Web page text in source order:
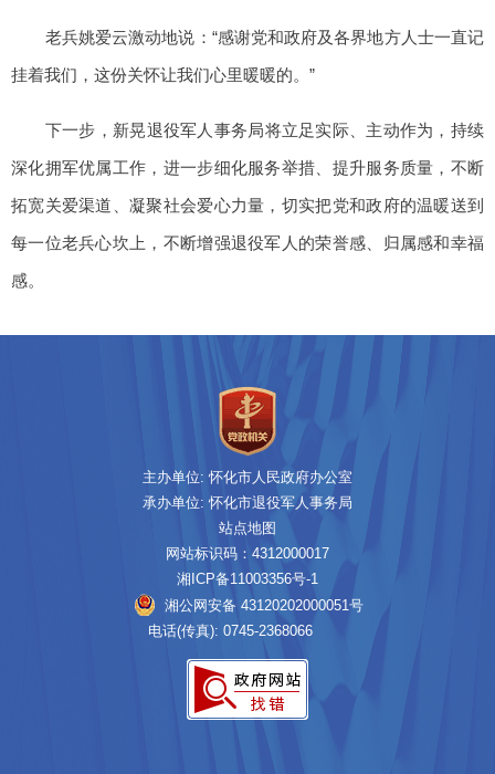
老兵姚爱云激动地说：“感谢党和政府及各界地方人士一直记
挂着我们，这份关怀让我们心里暖暖的。”
下一步，新晃退役军人事务局将立足实际、主动作为，持续
深化拥军优属工作，进一步细化服务举措、提升服务质量，不断
拓宽关爱渠道、凝聚社会爱心力量，切实把党和政府的温暖送到
每一位老兵心坎上，不断增强退役军人的荣誉感、归属感和幸福
感。
主办单位: 怀化市人民政府办公室
承办单位: 怀化市退役军人事务局
站点地图
网站标识码：4312000017
湘ICP备11003356号-1
湘公网安备 43120202000051号
电话(传真): 0745-2368066